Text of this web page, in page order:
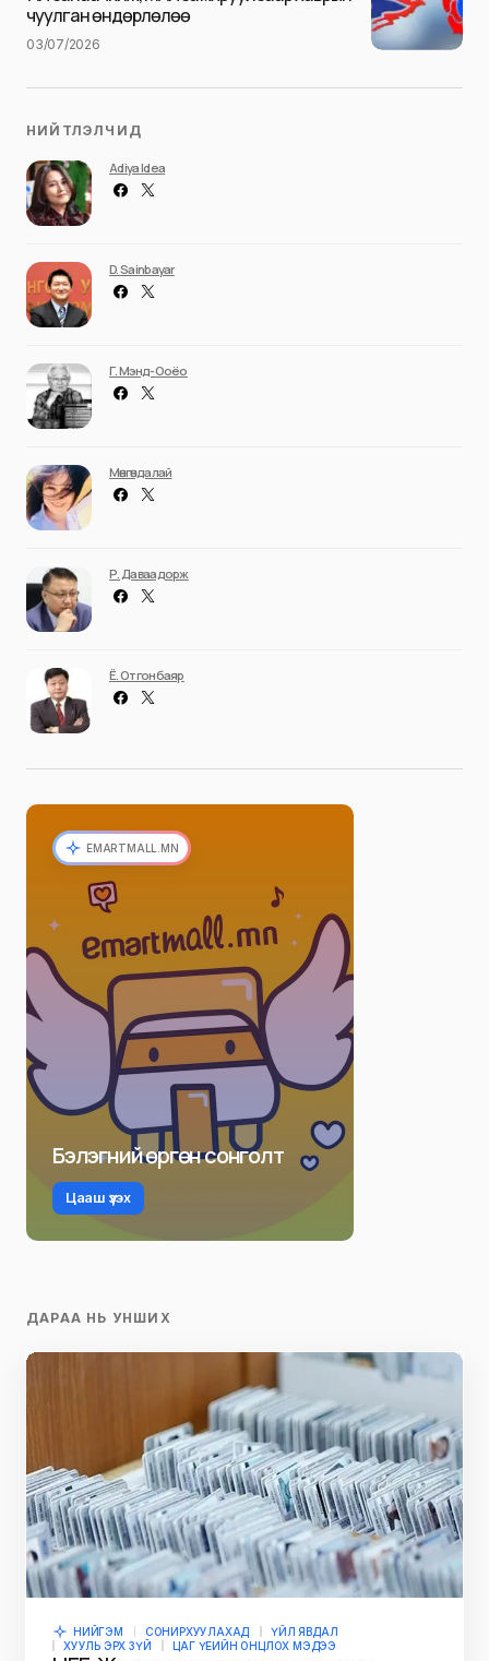
чуулган өндөрлөлөө
03/07/2026
НИЙТЛЭЛЧИД
Adiya Idea
D. Sainbayar
Г. Мэнд-Ооёо
Мөнгөндалай
Р. Даваадорж
Ё. Отгонбаяр
EMARTMALL.MN
Бэлэгний өргөн сонголт
Цааш үзэх
ДАРАА НЬ УНШИХ
НИЙГЭМ СОНИРХУУЛАХАД
ҮЙЛ ЯВДАЛ
ХУУЛЬ ЭРХ ЗҮЙ
ЦАГ ҮЕИЙН ОНЦЛОХ МЭДЭЭ